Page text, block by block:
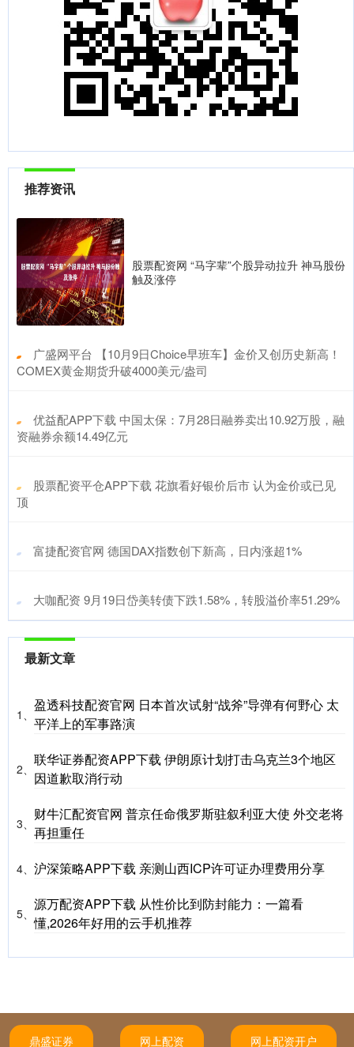
推荐资讯
股票配资网 “马字辈”个股异动拉升 神马股份
触及涨停
​广盛网平台 【10月9日Choice早班车】金价又创历史新高！
COMEX黄金期货升破4000美元/盎司
​优益配APP下载 中国太保：7月28日融券卖出10.92万股，融
资融券余额14.49亿元
​股票配资平仓APP下载 花旗看好银价后市 认为金价或已见
顶
​富捷配资官网 德国DAX指数创下新高，日内涨超1%
​大咖配资 9月19日岱美转债下跌1.58%，转股溢价率51.29%
最新文章
1、
盈透科技配资官网 日本首次试射“战斧”导弹有何野心 太
平洋上的军事路演
2、
联华证券配资APP下载 伊朗原计划打击乌克兰3个地区
因道歉取消行动
3、
财牛汇配资官网 普京任命俄罗斯驻叙利亚大使 外交老将
再担重任
4、 沪深策略APP下载 亲测山西ICP许可证办理费用分享
5、
源万配资APP下载 从性价比到防封能力：一篇看
懂,2026年好用的云手机推荐
鼎盛证券 网上配资 网上配资开户